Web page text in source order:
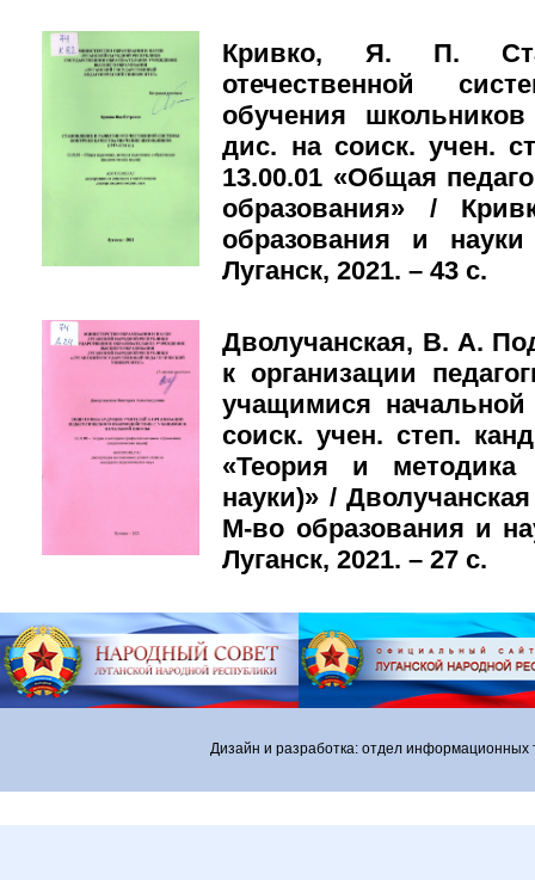
Кривко, Я. П.
отечественной
обучения
дис. на соиск. учен.
13.00.01 «Общая
образования» /
образования и
Луганск, 2021. – 43 с.
Дволучанская, В. А.
к организации
учащимися
соиск. учен. степ.
«Теория и
науки)» /
М-во образования и
Луганск, 2021. – 27 с.
Дизайн и разработка: отдел информационных